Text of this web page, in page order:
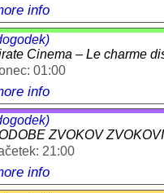
info
Cinema – Le charme
01:00
info
ZVOKOV
21:00
info